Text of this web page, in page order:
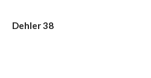
Dehler 38